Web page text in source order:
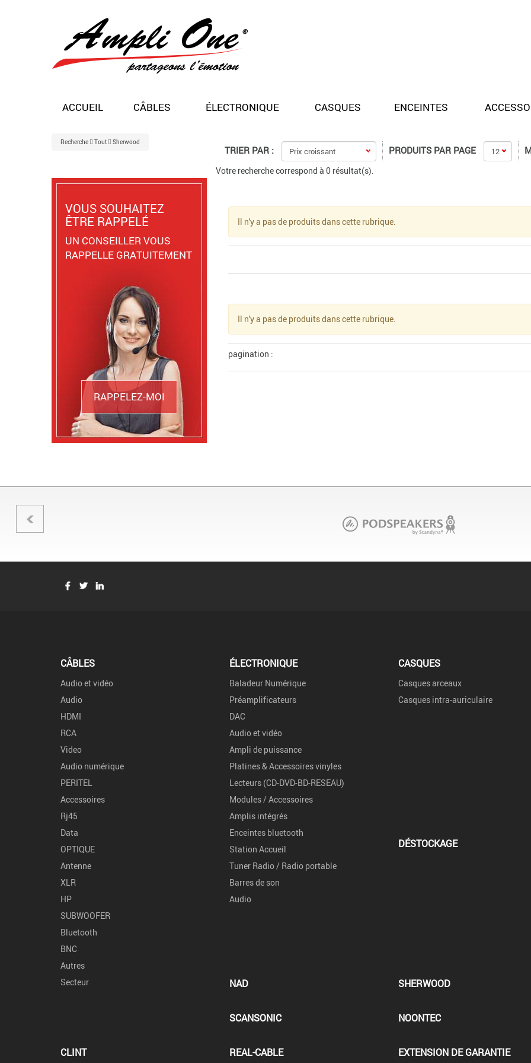
ACCUEIL CÂBLES ÉLECTRONIQUE CASQUES ENCEINTES
Recherche Tout Sherwood
VOUS SOUHAITEZ
ÊTRE RAPPELÉ
UN CONSEILLER VOUS
RAPPELLE GRATUITEMENT
RAPPELEZ-MOI
TRIER PAR : PRODUITS PAR PAGE
Votre recherche correspond à 0 résultat(s).
Il n'y a pas de produits dans cette rubrique.
Il n'y a pas de produits dans cette rubrique.
pagination :
CÂBLES
Audio et vidéo
Audio
HDMI
RCA
Video
Audio numérique
PERITEL
Accessoires
Rj45
Data
OPTIQUE
Antenne
XLR
HP
SUBWOOFER
Bluetooth
BNC
Autres
Secteur
ÉLECTRONIQUE
Baladeur Numérique
Préamplificateurs
DAC
Audio et vidéo
Ampli de puissance
Platines & Accessoires vinyles
Lecteurs (CD-DVD-BD-RESEAU)
Modules / Accessoires
Amplis intégrés
Enceintes bluetooth
Station Accueil
Tuner Radio / Radio portable
Barres de son
Audio
CASQUES
Casques arceaux
Casques intra-auriculaire
DÉSTOCKAGE
NAD SHERWOOD
SCANSONIC NOONTEC
CLINT REAL-CABLE EXTENSION DE GARANTIE